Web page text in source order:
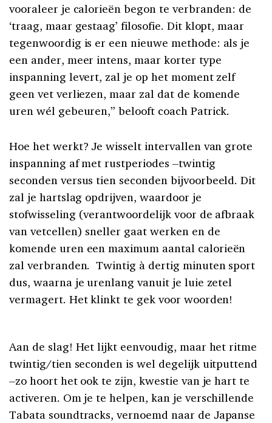
vooraleer je calorieën begon te verbranden: de
‘traag, maar gestaag’ filosofie. Dit klopt, maar
tegenwoordig is er een nieuwe methode: als je
een ander, meer intens, maar korter type
inspanning levert, zal je op het moment zelf
geen vet verliezen, maar zal dat de komende
uren wél gebeuren,” belooft coach Patrick.
Hoe het werkt? Je wisselt intervallen van grote
inspanning af met rustperiodes –twintig
seconden versus tien seconden bijvoorbeeld. Dit
zal je hartslag opdrijven, waardoor je
stofwisseling (verantwoordelijk voor de afbraak
van vetcellen) sneller gaat werken en de
komende uren een maximum aantal calorieën
zal verbranden. Twintig à dertig minuten sport
dus, waarna je urenlang vanuit je luie zetel
vermagert. Het klinkt te gek voor woorden!
Aan de slag! Het lijkt eenvoudig, maar het ritme
twintig/tien seconden is wel degelijk uitputtend
–zo hoort het ook te zijn, kwestie van je hart te
activeren. Om je te helpen, kan je verschillende
Tabata soundtracks, vernoemd naar de Japanse